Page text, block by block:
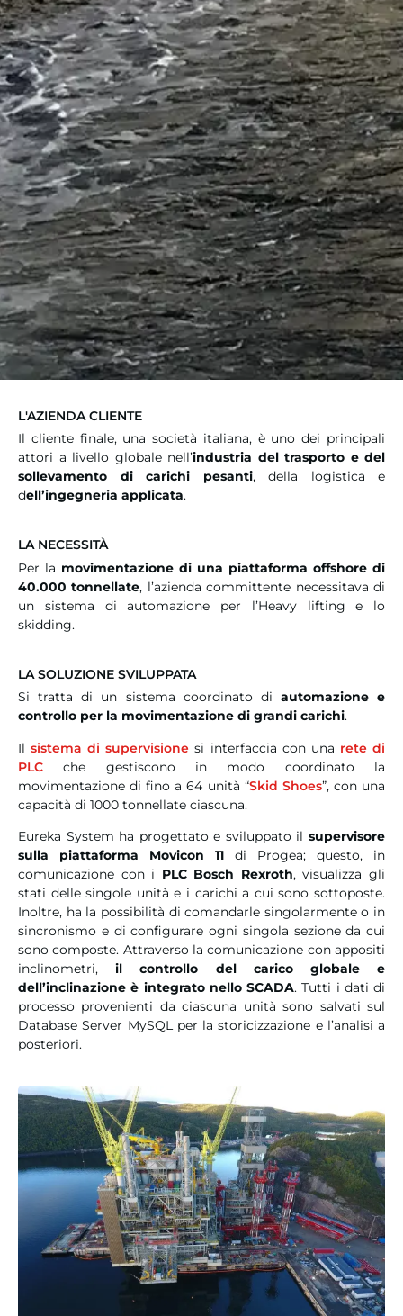
L'AZIENDA CLIENTE
Il cliente finale, una società italiana, è uno dei principali
attori a livello globale nell’industria del trasporto e del
sollevamento di carichi pesanti, della logistica e
dell’ingegneria applicata.
LA NECESSITÀ
Per la movimentazione di una piattaforma offshore di
40.000 tonnellate, l’azienda committente necessitava di
un sistema di automazione per l’Heavy lifting e lo
skidding.
LA SOLUZIONE SVILUPPATA
Si tratta di un sistema coordinato di automazione e
controllo per la movimentazione di grandi carichi.
Ilsistema di supervisione si interfaccia con una rete di
PLCche gestiscono in modo coordinato la
movimentazione di fino a 64 unità “Skid Shoes”, con una
capacità di 1000 tonnellate ciascuna.
Eureka System ha progettato e sviluppato il supervisore
sulla piattaforma Movicon 11 di Progea; questo, in
comunicazione con i PLC Bosch Rexroth, visualizza gli
stati delle singole unità e i carichi a cui sono sottoposte.
Inoltre, ha la possibilità di comandarle singolarmente o in
sincronismo e di configurare ogni singola sezione da cui
sono composte. Attraverso la comunicazione con appositi
inclinometri,il controllo del carico globale e
dell’inclinazione è integrato nello SCADA. Tutti i dati di
processo provenienti da ciascuna unità sono salvati sul
Database Server MySQL per la storicizzazione e l’analisi a
posteriori.